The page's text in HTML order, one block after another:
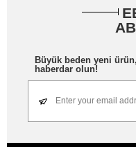
Büyük beden yeni
haberdar olun!
Enter your email